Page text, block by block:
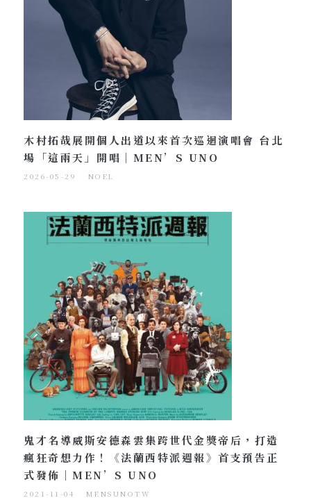
木村拓哉展開個人出道以來首次巡迴演唱會 台北
場「這兩天」開唱｜MEN’S UNO
2026-05-29 NOEL
鬼才名導威斯安德森雲集跨世代金獎帝后，打造
瘋狂奇想力作！《法蘭西特派週報》首支預告正
式發佈｜MEN’S UNO
2021-11-04 MENSUNOTW